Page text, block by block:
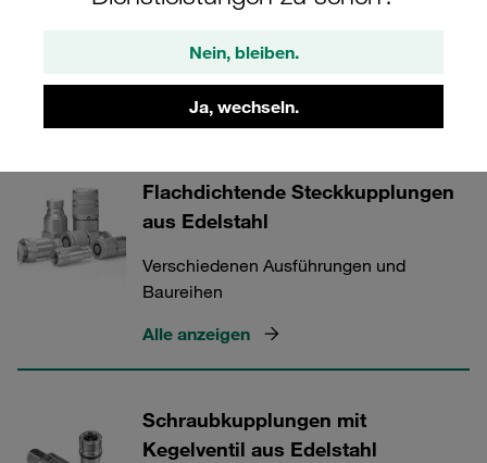
Nein, bleiben.
Ja, wechseln.
STAUFF Schnellkupplungen
Flachdichtende Steckkupplungen
aus Edelstahl
Verschiedenen Ausführungen und
Baureihen
Alle anzeigen
Schraubkupplungen mit
Kegelventil aus Edelstahl